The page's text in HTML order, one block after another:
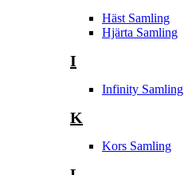
Häst Samling
Hjärta Samling
I
Infinity Samling
K
Kors Samling